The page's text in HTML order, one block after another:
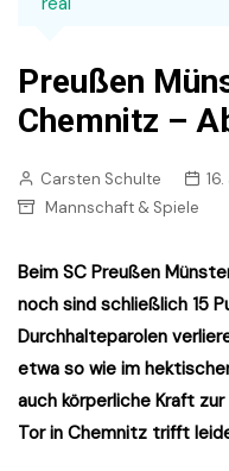
Preußen
Chemnitz –
Carsten Schulte
Mannschaft & Spiele
Beim SC Preußen
noch sind schließlich 15
Durchhalteparolen
etwa so wie im
auch körperliche Kraft
Tor in Chemnitz trifft